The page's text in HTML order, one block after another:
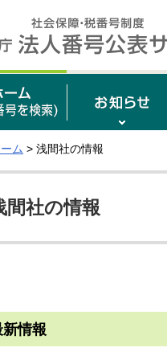
ム > 浅間社の情報
間社の情報
新情報